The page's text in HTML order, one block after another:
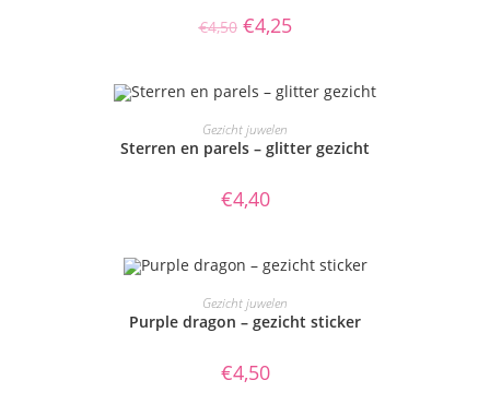
€4,50 Oorspronkelijke
prijs
€4,25Huidige
prijs
TOEVOEGEN AAN WINKELWAGEN
Gezicht juwelen
Sterren en parels – glitter gezicht
€4,40
TOEVOEGEN AAN WINKELWAGEN
Gezicht juwelen
Purple dragon – gezicht sticker
€4,50